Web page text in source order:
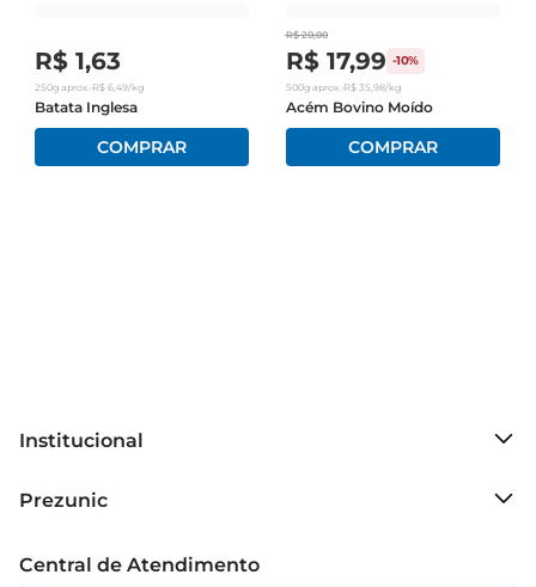
R$ 1,63
250g aprox. •R$ 6,49/kg
Batata Inglesa
R$ 20,00
R$ 17,99 -10%
500gaprox. •R$ 35,98/kg
Acém Bovino Moído
Institucional
Grupo Cencosud
Política de Privacidade
Prezunic
Código de Ética
Central de Atendimento